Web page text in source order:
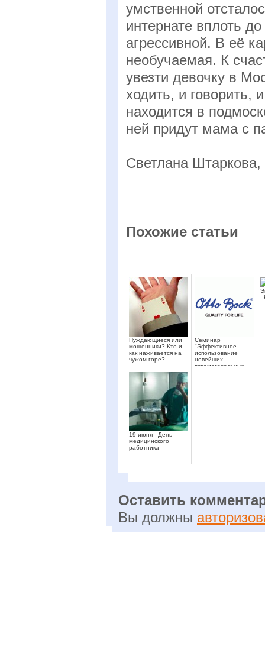
умственной
интернате вплоть
агрессивной. В её
необучаемая. К
увезти девочку в
ходить, и говорить,
находится в
ней придут мама с
Светлана
Похожие статьи
Нуждающиеся или
мошенники? Кто и
как наживается на
чужом горе?
Семинар
"Эффективное
использование
новейших
вспомогательных
-
19 июня - День
медицинского
работника
Оставить
Вы должны